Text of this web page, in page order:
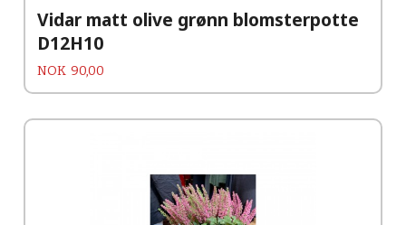
Vidar matt olive grønn blomsterpotte
D12H10
Pris
NOK 90,00